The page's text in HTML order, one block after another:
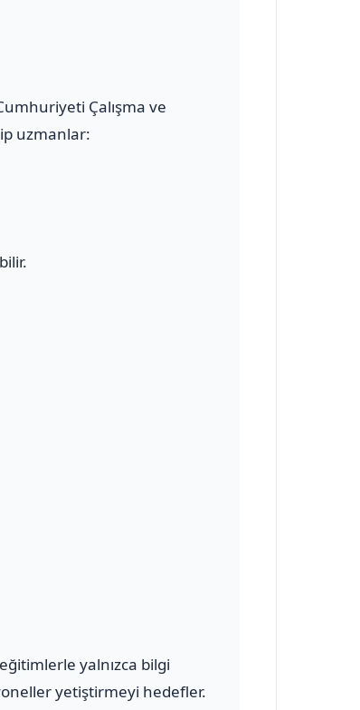
Çalışma ve
uzmanlar:
yalnızca bilgi
yetiştirmeyi hedefler.